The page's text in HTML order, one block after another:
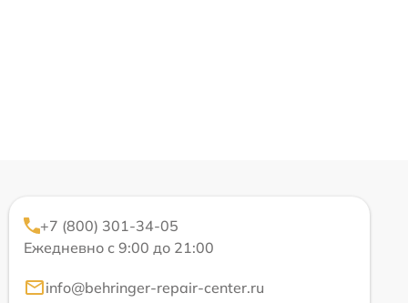
+7 (800) 301-34-05
Ежедневно с 9:00 до 21:00
info@behringer-repair-center.ru